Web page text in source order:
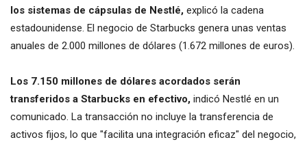
los sistemas de cápsulas de Nestlé, explicó la cadena
estadounidense. El negocio de Starbucks genera unas ventas
anuales de 2.000 millones de dólares (1.672 millones de euros).
Los 7.150 millones de dólares acordados serán
transferidos a Starbucks en efectivo, indicó Nestlé en un
comunicado. La transacción no incluye la transferencia de
activos fijos, lo que "facilita una integración eficaz" del negocio,